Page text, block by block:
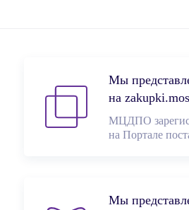
Мы
на
МЦДПО
на Портале
Мы